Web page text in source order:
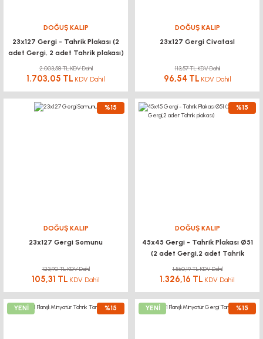
DOĞUŞ KALIP
23x127 Gergi - Tahrik Plakası (2
adet Gergi, 2 adet Tahrik plakası)
2.003,58 TL KDV Dahil
1.703,05 TL KDV Dahil
DOĞUŞ KALIP
23x127 Gergi CivatasI
113,57 TL KDV Dahil
96,54 TL KDV Dahil
%15
DOĞUŞ KALIP
23x127 Gergi Somunu
123,90 TL KDV Dahil
105,31 TL KDV Dahil
%15
DOĞUŞ KALIP
45x45 Gergi - Tahrik Plakası Ø51
(2 adet Gergi,2 adet Tahrik
1.560,19 TL KDV Dahil
1.326,16 TL KDV Dahil
YENİ %15 YENİ %15